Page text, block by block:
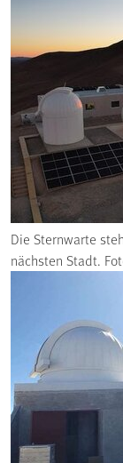
Die Sternwarte
nächsten Stadt.